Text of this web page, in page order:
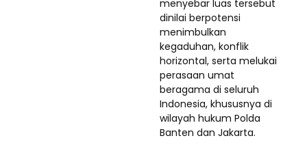
menyebar luas tersebut
dinilai berpotensi
menimbulkan
kegaduhan, konflik
horizontal, serta melukai
perasaan umat
beragama di seluruh
Indonesia, khususnya di
wilayah hukum Polda
Banten dan Jakarta.